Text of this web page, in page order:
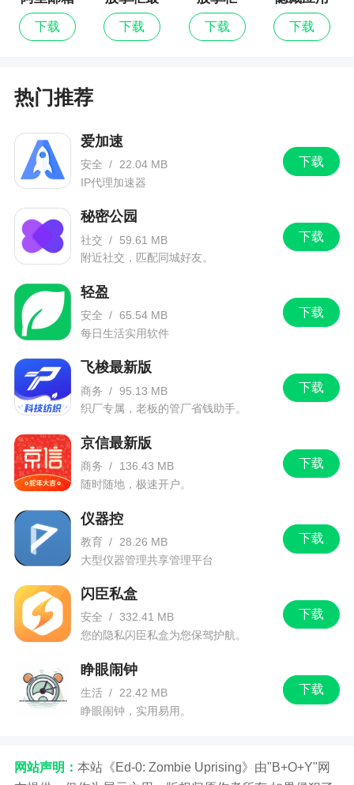
下载
新版
下载 下载
图标
下载
热门推荐
下载
爱加速
安全 /
22.04 MB
IP代理加速器
下载
秘密公园
社交 /
59.61 MB
附近社交，匹配同城好友。
下载
轻盈
安全 / 65.54 MB
每日生活实用软件
下载
飞梭最新版
商务 / 95.13 MB
织厂专属，老板的管厂省钱助手。
下载
京信最新版
商务 /
136.43 MB
随时随地，极速开户。
下载
仪器控
教育 /
28.26 MB
大型仪器管理共享管理平台
下载
闪臣私盒
安全 / 332.41 MB
您的隐私闪臣私盒为您保驾护航。
下载
睁眼闹钟
生活 /
22.42 MB
睁眼闹钟，实用易用。
网站声明： 本站《Ed-0: Zombie Uprising》由"B+O+Y"网